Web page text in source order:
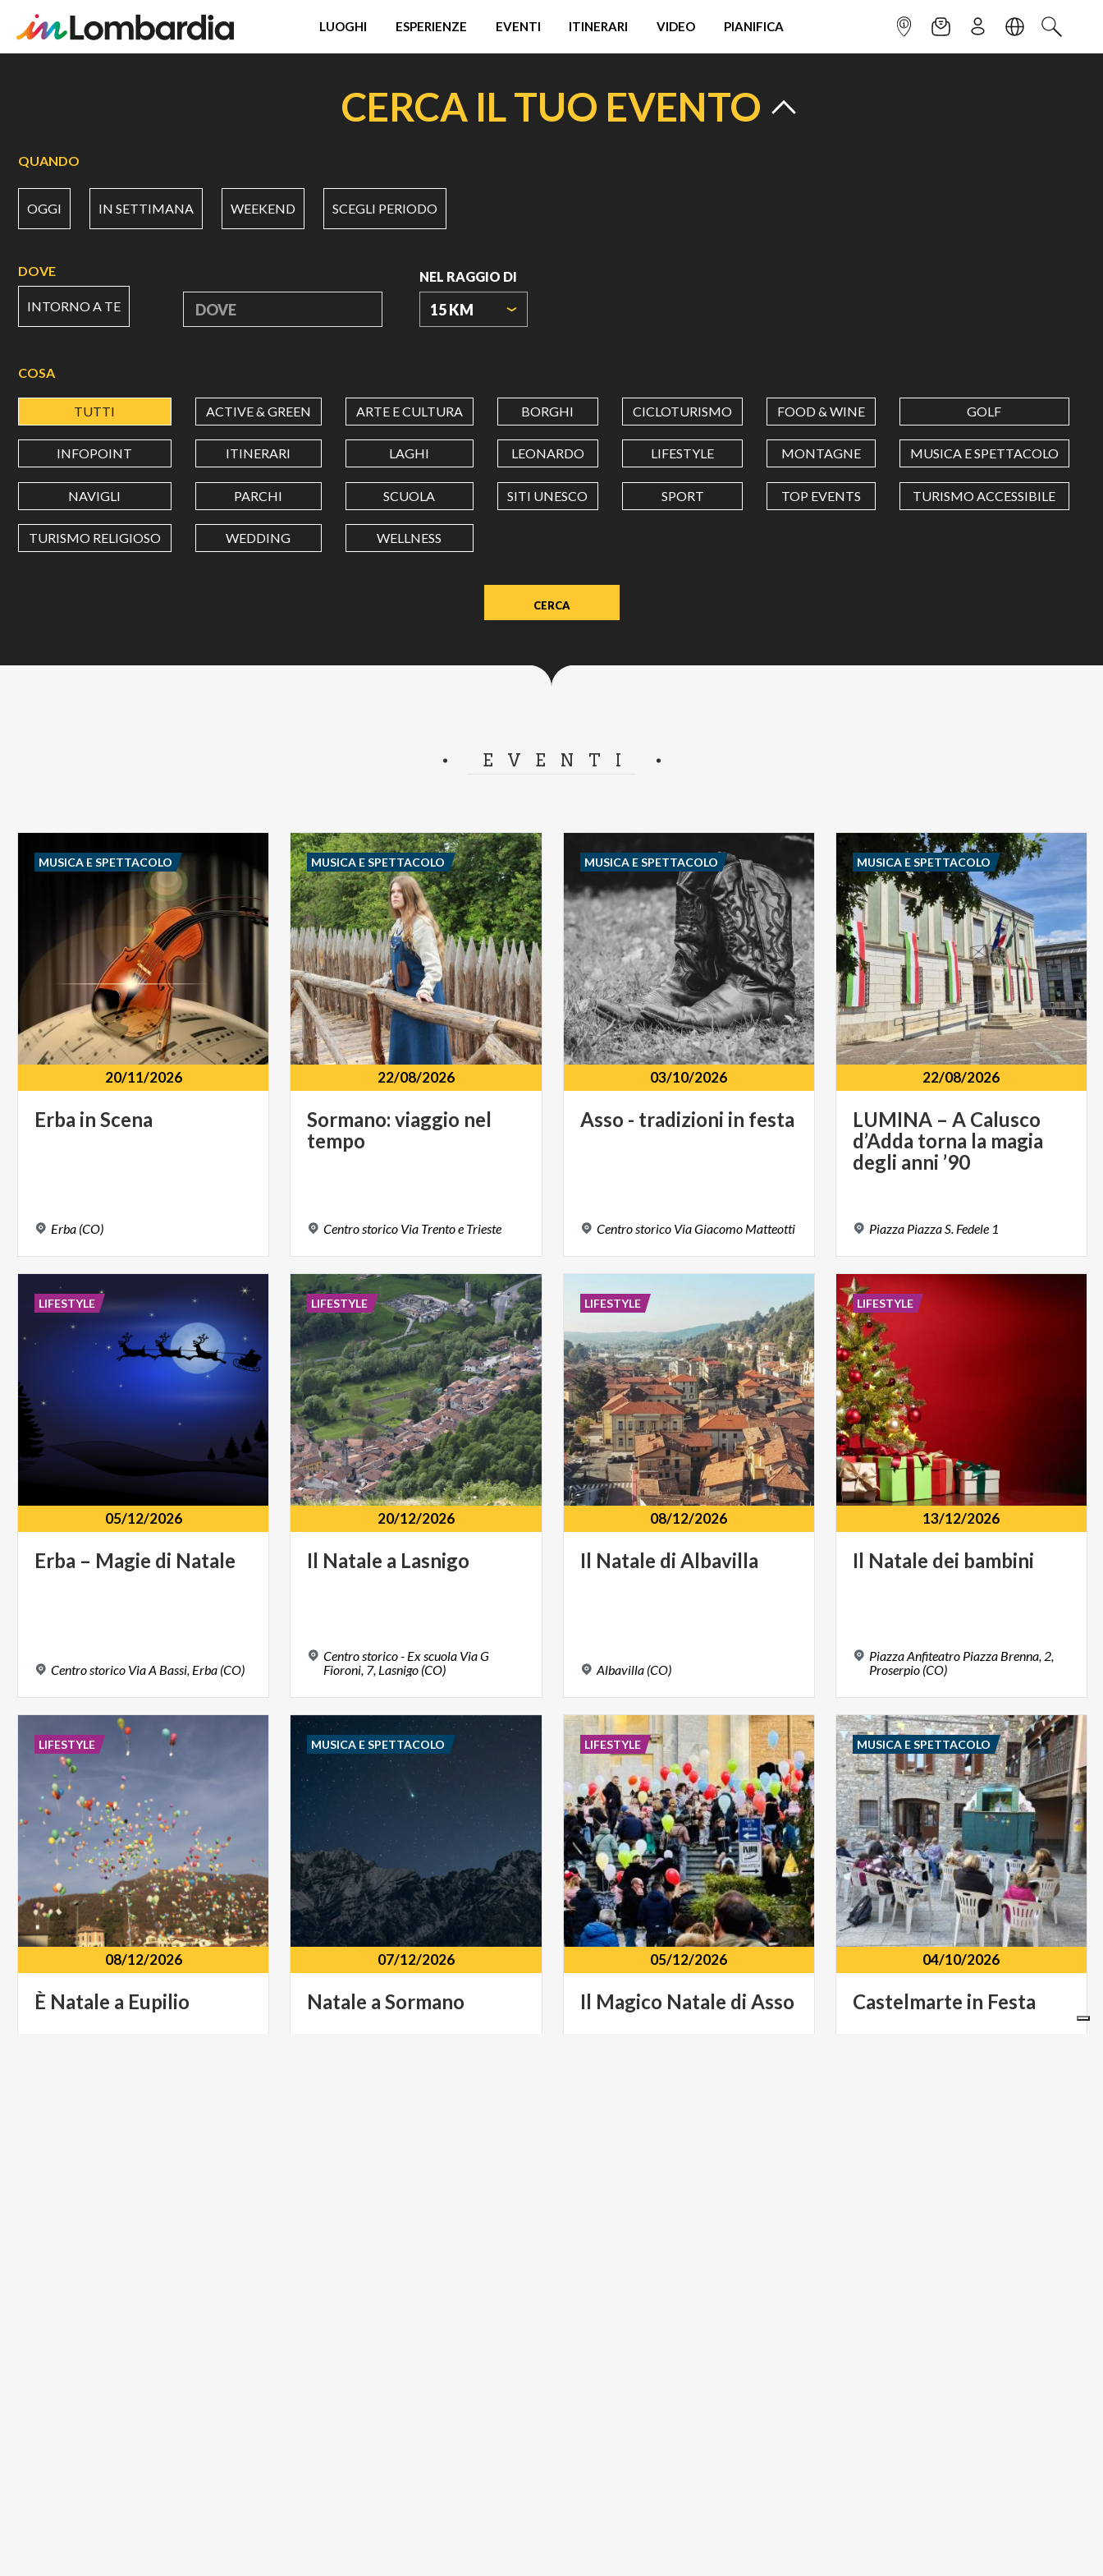
LUOGHI ESPERIENZE EVENTI ITINERARI VIDEO PIANIFICA INFOPOINTNEWSLETTER
ISCRIVITILINGUACERCA
CERCA IL TUO EVENTO
QUANDO
OGGI IN SETTIMANA WEEKEND SCEGLI PERIODO
DOVE
INTORNO A TE DOVE
NEL RAGGIO DI
15 KM
LONGITUDINE
dot
COSA
TUTTI ACTIVE & GREEN ARTE E CULTURA BORGHI CICLOTURISMO FOOD & WINE GOLF
INFOPOINT ITINERARI LAGHI LEONARDO LIFESTYLE MONTAGNE MUSICA E SPETTACOLO
NAVIGLI PARCHI SCUOLA SITI UNESCO SPORT TOP EVENTS TURISMO ACCESSIBILE
TURISMO RELIGIOSO WEDDING WELLNESS
EVENTI
20/11/2026
Erba in Scena
Erba (CO)
MUSICA E SPETTACOLO
22/08/2026
Sormano: viaggio nel
tempo
Centro storico Via Trentoe Trieste
MUSICA E SPETTACOLO
03/10/2026
Asso - tradizioni in festa
Centro storico ViaGiacomo Matteotti
MUSICA E SPETTACOLO
22/08/2026
LUMINA – A Calusco
d’Adda torna la magia
degli anni ’90
Piazza Piazza S. Fedele 1
MUSICA E SPETTACOLO
05/12/2026
Erba – Magie di Natale
Centro storico ViaA Bassi, Erba (CO)
LIFESTYLE
20/12/2026
Il Natale a Lasnigo
Centro storico - Ex scuola Via G
Fioroni, 7, Lasnigo (CO)
LIFESTYLE
08/12/2026
Il Natale di Albavilla
Albavilla (CO)
LIFESTYLE
13/12/2026
Il Natale dei bambini
Piazza Anfiteatro Piazza Brenna, 2,
Proserpio (CO)
LIFESTYLE
08/12/2026
È Natale a Eupilio
LIFESTYLE
07/12/2026
Natale a Sormano
MUSICA E SPETTACOLO
05/12/2026
Il Magico Natale di Asso
LIFESTYLE
04/10/2026
Castelmarte in Festa
MUSICA E SPETTACOLO